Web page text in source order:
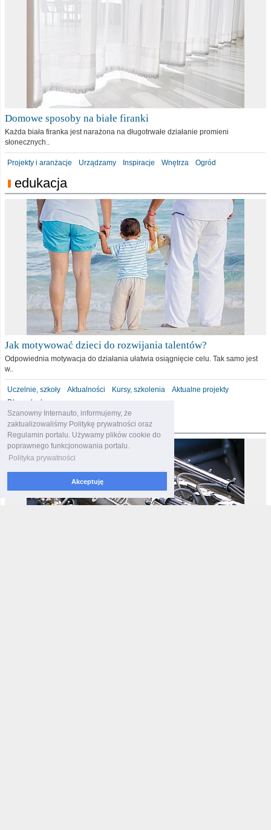
Szanowny Internauto, informujemy, że
zaktualizowaliśmy Politykę prywatności oraz
Regulamin portalu. Używamy plików cookie do
poprawnego funkcjonowania portalu.
Polityka prywatności
Akceptuję
Domowe sposoby na białe firanki
Każda biała firanka jest narażona na długotrwałe działanie promieni
słonecznych..
Projekty i aranżacje Urządzamy Inspiracje Wnętrza Ogród
edukacja
Jak motywować dzieci do rozwijania talentów?
Odpowiednia motywacja do działania ułatwia osiągnięcie celu. Tak samo jest
w..
Uczelnie, szkoły Aktualności Kursy, szkolenia
Aktualne projekty
Dla malucha
motoryzacja